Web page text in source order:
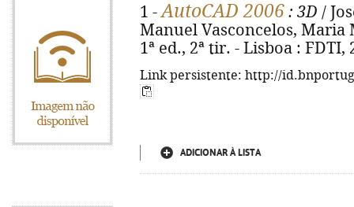
1 -AutoCAD 2006 : 3D /
Manuel Vasconcelos, Maria
1ª ed., 2ª tir. - Lisboa : FDTI,
Link persistente: http://
ADICIONAR À LISTA